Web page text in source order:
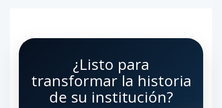
¿Listo para
transformar la historia
de su institución?